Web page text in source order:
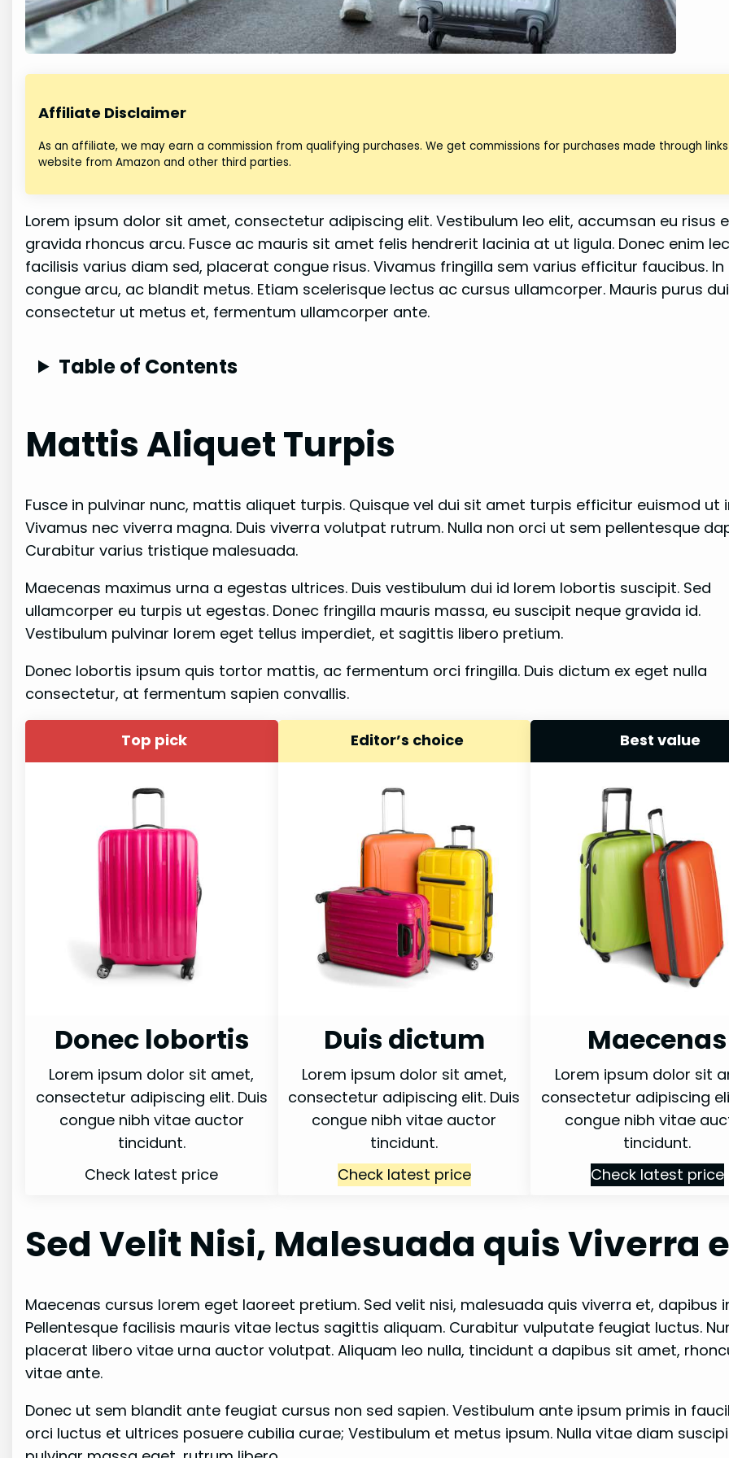
Affiliate Disclaimer
As an affiliate, we may earn a commission from qualifying purchases. We get commissions for purchases made through
website from Amazon and other third parties.
Lorem ipsum dolor sit amet, consectetur adipiscing elit. Vestibulum leo elit, accumsan eu risus
gravida rhoncus arcu. Fusce ac mauris sit amet felis hendrerit lacinia at ut ligula. Donec enim
facilisis varius diam sed, placerat congue risus. Vivamus fringilla sem varius efficitur faucibus. In
congue arcu, ac blandit metus. Etiam scelerisque lectus ac cursus ullamcorper. Mauris purus
consectetur ut metus et, fermentum ullamcorper ante.
Table of Contents
Mattis Aliquet Turpis
Fusce in pulvinar nunc, mattis aliquet turpis. Quisque vel dui sit amet turpis efficitur euismod ut
Vivamus nec viverra magna. Duis viverra volutpat rutrum. Nulla non orci ut sem pellentesque
Curabitur varius tristique malesuada.
Maecenas maximus urna a egestas ultrices. Duis vestibulum dui id lorem lobortis suscipit. Sed
ullamcorper eu turpis ut egestas. Donec fringilla mauris massa, eu suscipit neque gravida id.
Vestibulum pulvinar lorem eget tellus imperdiet, et sagittis libero pretium.
Donec lobortis ipsum quis tortor mattis, ac fermentum orci fringilla. Duis dictum ex eget nulla
consectetur, at fermentum sapien convallis.
Top pick
Donec lobortis
Lorem ipsum dolor sit amet,
consectetur adipiscing elit. Duis
congue nibh vitae auctor
tincidunt.
Check latest price
Editor’s choice
Duis dictum
Lorem ipsum dolor sit amet,
consectetur adipiscing elit. Duis
congue nibh vitae auctor
tincidunt.
Check latest price
Best value
Maecenas
Lorem ipsum dolor sit
consectetur adipiscing
congue nibh vitae
tincidunt.
Check latest price
Sed Velit Nisi, Malesuada quis Viverra
Maecenas cursus lorem eget laoreet pretium. Sed velit nisi, malesuada quis viverra et, dapibus
Pellentesque facilisis mauris vitae lectus sagittis aliquam. Curabitur vulputate feugiat luctus.
placerat libero vitae urna auctor volutpat. Aliquam leo nulla, tincidunt a dapibus sit amet,
vitae ante.
Donec ut sem blandit ante feugiat cursus non sed sapien. Vestibulum ante ipsum primis in
orci luctus et ultrices posuere cubilia curae; Vestibulum et metus ipsum. Nulla vitae diam